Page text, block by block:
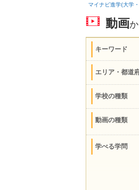
マイナビ進学(大学
動画
キーワード
エリア・都道
学校の種類
動画の種類
学べる学問